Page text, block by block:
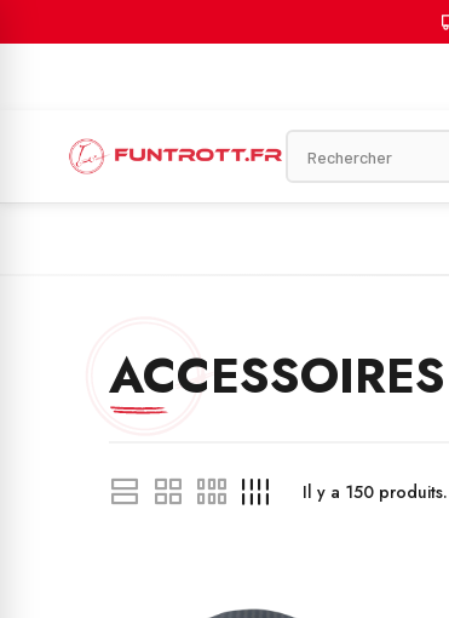
ÉLECTRIQUE VÉLO ÉLECTRIQUE
Il y a 150 produits.